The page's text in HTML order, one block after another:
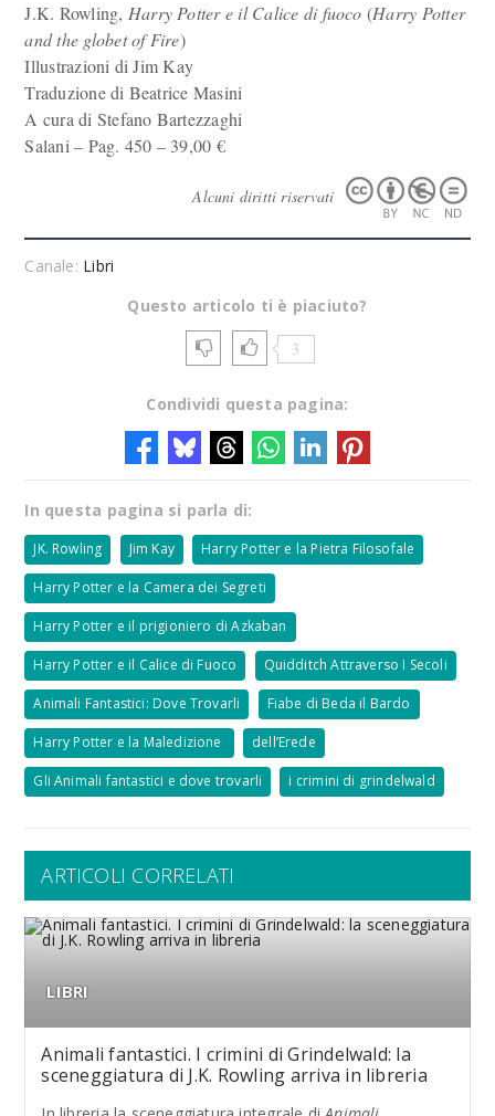
J.K. Rowling, Harry Potter e il Calice di fuoco (Harry Potter
and the globet of Fire)
Illustrazioni di Jim Kay
Traduzione di Beatrice Masini
A cura di Stefano Bartezzaghi
Salani – Pag. 450 – 39,00 €
Alcuni diritti riservati
Canale: Libri
Questo articolo ti è piaciuto?
3
Condividi questa pagina:
In questa pagina si parla di:
JK. Rowling Jim Kay Harry Potter e la Pietra Filosofale
Harry Potter e la Camera dei Segreti
Harry Potter e il prigioniero di Azkaban
Harry Potter e il Calice di Fuoco Quidditch Attraverso I Secoli
Animali Fantastici: Dove Trovarli Fiabe di Beda il Bardo
Harry Potter e la Maledizione dellʼErede
Gli Animali fantastici e dove trovarli i crimini di grindelwald
ARTICOLI CORRELATI
LIBRI
Animali fantastici. I crimini di Grindelwald: la
sceneggiatura di J.K. Rowling arriva in libreria